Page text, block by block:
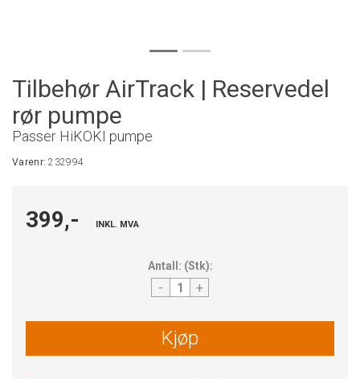
Tilbehør AirTrack | Reservedel
rør pumpe
Passer HiKOKI pumpe
Varenr:232994
399,- INKL. MVA
Antall: (Stk):
- +
Kjøp